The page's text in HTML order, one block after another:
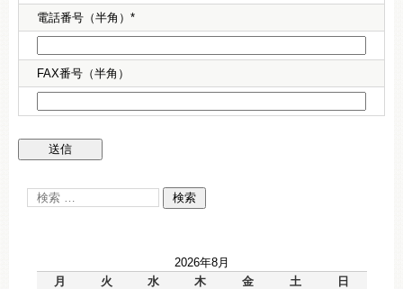
電話番号（半角）*
FAX番号（半角）
2026年8月
月
火 水 木 金 土 日